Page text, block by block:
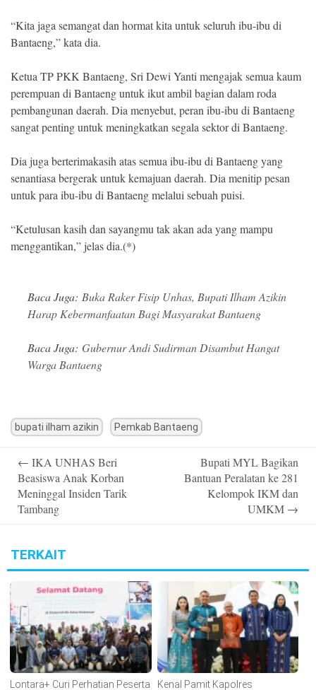
“Kita jaga semangat dan hormat kita untuk seluruh ibu-ibu di
Bantaeng,” kata dia.
Ketua TP PKK Bantaeng, Sri Dewi Yanti mengajak semua kaum
perempuan di Bantaeng untuk ikut ambil bagian dalam roda
pembangunan daerah. Dia menyebut, peran ibu-ibu di Bantaeng
sangat penting untuk meningkatkan segala sektor di Bantaeng.
Dia juga berterimakasih atas semua ibu-ibu di Bantaeng yang
senantiasa bergerak untuk kemajuan daerah. Dia menitip pesan
untuk para ibu-ibu di Bantaeng melalui sebuah puisi.
“Ketulusan kasih dan sayangmu tak akan ada yang mampu
menggantikan,” jelas dia.(*)
Baca Juga: Buka Raker Fisip Unhas, Bupati Ilham Azikin
Harap Kebermanfaatan Bagi Masyarakat Bantaeng
Baca Juga: Gubernur Andi Sudirman Disambut Hangat
Warga Bantaeng
bupati ilham azikin Pemkab Bantaeng
navigation
← IKA UNHAS Beri
Beasiswa Anak Korban
Meninggal Insiden Tarik
Tambang
Bupati MYL Bagikan
Bantuan Peralatan ke 281
Kelompok IKM dan
UMKM →
TERKAIT
Lontara+ Curi Perhatian Peserta Kenal Pamit Kapolres